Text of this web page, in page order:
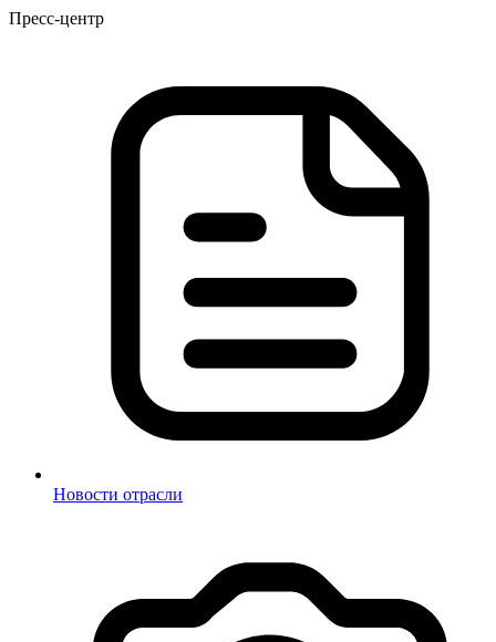
Пресс-центр
Новости отрасли